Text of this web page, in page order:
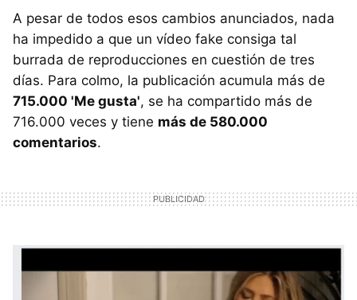
A pesar de todos esos cambios anunciados, nada
ha impedido a que un vídeo fake consiga tal
burrada de reproducciones en cuestión de tres
días. Para colmo, la publicación acumula más de
715.000 'Me gusta', se ha compartido más de
716.000 veces y tiene más de 580.000
comentarios.